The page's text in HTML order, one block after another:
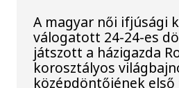
A magyar női ifjúsági
válogatott 24-24-es
játszott a házigazda
korosztályos
középdöntőjének